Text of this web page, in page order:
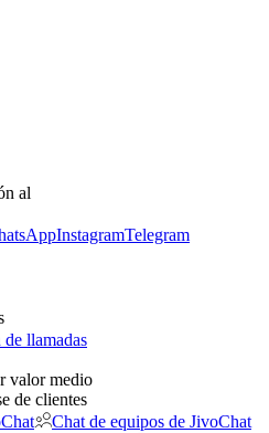
al
InstagramTelegram
llamadas
valor medio
de clientes
Chat de equipos de JivoChat